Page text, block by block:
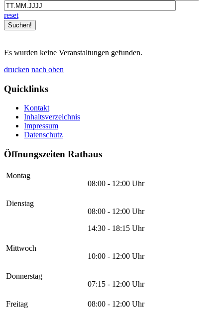
reset
Es wurden keine Veranstaltungen gefunden.
drucken nach oben
Quicklinks
Kontakt
Inhaltsverzeichnis
Impressum
Datenschutz
Öffnungszeiten Rathaus
Montag
08:00 - 12:00 Uhr
Dienstag
08:00 - 12:00 Uhr
14:30 - 18:15 Uhr
Mittwoch
10:00 - 12:00 Uhr
Donnerstag
07:15 - 12:00 Uhr
Freitag 08:00 - 12:00 Uhr